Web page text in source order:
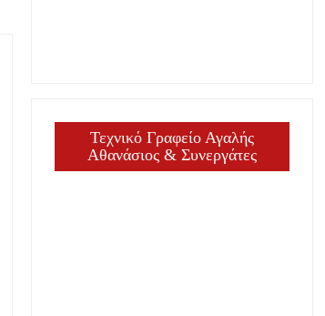
Τεχνικό Γραφείο Αγαλής
Αθανάσιος & Συνεργάτες